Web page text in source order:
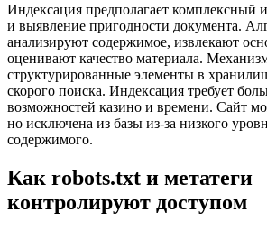
Индексация предполагает комплексный
и выявление пригодности документа.
анализируют содержимое, извлекают
оценивают качество материала.
структурированные элементы в
скорого поиска. Индексация требует
возможностей казино и времени. Сайт
но исключена из базы из-за низкого
содержимого.
Как robots.txt и метатеги
контролируют доступом